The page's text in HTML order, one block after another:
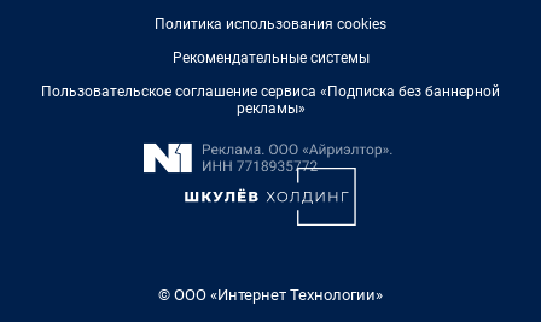
Политика использования cookies
Рекомендательные системы
Пользовательское соглашение сервиса «Подписка без баннерной
рекламы»
© ООО «Интернет Технологии»